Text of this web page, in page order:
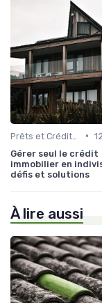
•
Gérer seul le crédit
immobilier en
défis et solutions
À lire aussi